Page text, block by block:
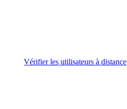
Vérifier les utilisateurs à distance